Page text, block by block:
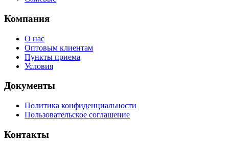
Компания
О нас
Оптовым клиентам
Пункты приема
Условия
Документы
Политика конфиденциальности
Пользовательское соглашение
Контакты